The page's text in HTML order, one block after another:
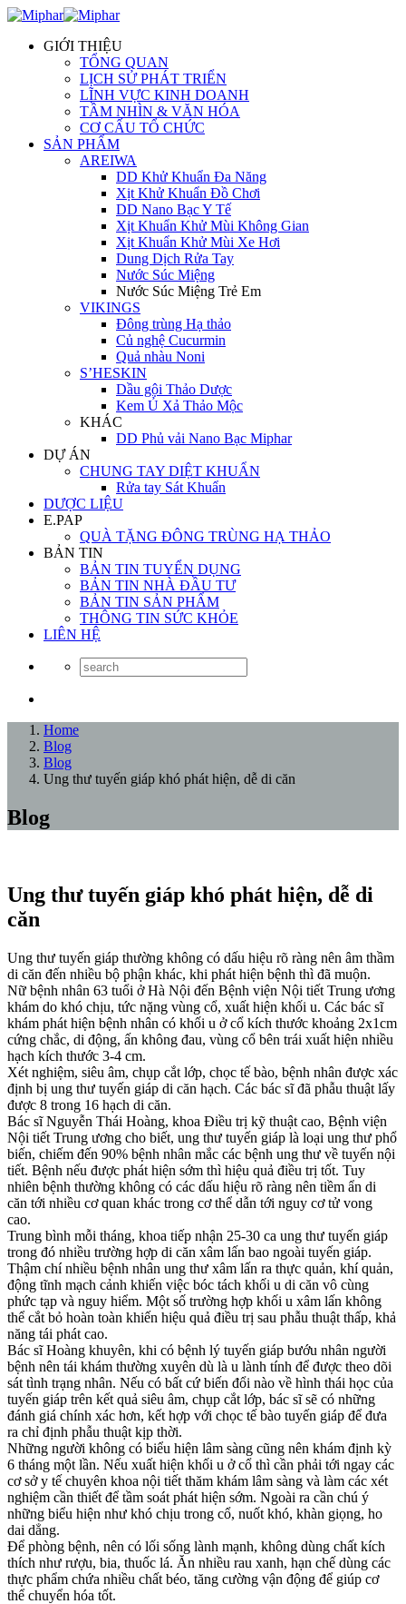
GIỚI THIỆU
TỔNG QUAN
LỊCH SỬ PHÁT TRIỂN
LĨNH VỰC KINH DOANH
TẦM NHÌN & VĂN HÓA
CƠ CẤU TỔ CHỨC
SẢN PHẨM
AREIWA
DD Khử Khuẩn Đa Năng
Xịt Khử Khuẩn Đồ Chơi
DD Nano Bạc Y Tế
Xịt Khuẩn Khử Mùi Không Gian
Xịt Khuẩn Khử Mùi Xe Hơi
Dung Dịch Rửa Tay
Nước Súc Miệng
Nước Súc Miệng Trẻ Em
VIKINGS
Đông trùng Hạ thảo
Củ nghệ Cucurmin
Quả nhàu Noni
S’HESKIN
Dầu gội Thảo Dược
Kem Ủ Xả Thảo Mộc
KHÁC
DD Phủ vải Nano Bạc Miphar
DỰ ÁN
CHUNG TAY DIỆT KHUẨN
Rửa tay Sát Khuẩn
DƯỢC LIỆU
E.PAP
QUÀ TẶNG ĐÔNG TRÙNG HẠ THẢO
BẢN TIN
BẢN TIN TUYỂN DỤNG
BẢN TIN NHÀ ĐẦU TƯ
BẢN TIN SẢN PHẨM
THÔNG TIN SỨC KHỎE
LIÊN HỆ
Home
Blog
Blog
Ung thư tuyến giáp khó phát hiện, dễ di căn
Blog
Ung thư tuyến giáp khó phát hiện, dễ di
căn
Ung thư tuyến giáp thường không có dấu hiệu rõ ràng nên âm thầm
di căn đến nhiều bộ phận khác, khi phát hiện bệnh thì đã muộn.
Nữ bệnh nhân 63 tuổi ở Hà Nội đến Bệnh viện Nội tiết Trung ương
khám do khó chịu, tức nặng vùng cổ, xuất hiện khối u. Các bác sĩ
khám phát hiện bệnh nhân có khối u ở cổ kích thước khoảng 2x1cm
cứng chắc, di động, ấn không đau, vùng cổ bên trái xuất hiện nhiều
hạch kích thước 3-4 cm.
Xét nghiệm, siêu âm, chụp cắt lớp, chọc tế bào, bệnh nhân được xác
định bị ung thư tuyến giáp di căn hạch. Các bác sĩ đã phẫu thuật lấy
được 8 trong 16 hạch di căn.
Bác sĩ Nguyễn Thái Hoàng, khoa Điều trị kỹ thuật cao, Bệnh viện
Nội tiết Trung ương cho biết, ung thư tuyến giáp là loại ung thư phổ
biến, chiếm đến 90% bệnh nhân mắc các bệnh ung thư về tuyến nội
tiết. Bệnh nếu được phát hiện sớm thì hiệu quả điều trị tốt. Tuy
nhiên bệnh thường không có các dấu hiệu rõ ràng nên tiềm ẩn di
căn tới nhiều cơ quan khác trong cơ thể dẫn tới nguy cơ tử vong
cao.
Trung bình mỗi tháng, khoa tiếp nhận 25-30 ca ung thư tuyến giáp
trong đó nhiều trường hợp di căn xâm lấn bao ngoài tuyến giáp.
Thậm chí nhiều bệnh nhân ung thư xâm lấn ra thực quản, khí quản,
động tĩnh mạch cảnh khiến việc bóc tách khối u di căn vô cùng
phức tạp và nguy hiểm. Một số trường hợp khối u xâm lấn không
thể cắt bỏ hoàn toàn khiến hiệu quả điều trị sau phẫu thuật thấp, khả
năng tái phát cao.
Bác sĩ Hoàng khuyên, khi có bệnh lý tuyến giáp bướu nhân người
bệnh nên tái khám thường xuyên dù là u lành tính để được theo dõi
sát tình trạng nhân. Nếu có bất cứ biến đổi nào về hình thái học của
tuyến giáp trên kết quả siêu âm, chụp cắt lớp, bác sĩ sẽ có những
đánh giá chính xác hơn, kết hợp với chọc tế bào tuyến giáp để đưa
ra chỉ định phẫu thuật kịp thời.
Những người không có biểu hiện lâm sàng cũng nên khám định kỳ
6 tháng một lần. Nếu xuất hiện khối u ở cổ thì cần phải tới ngay các
cơ sở y tế chuyên khoa nội tiết thăm khám lâm sàng và làm các xét
nghiệm cần thiết để tầm soát phát hiện sớm. Ngoài ra cần chú ý
những biểu hiện như khó chịu trong cổ, nuốt khó, khàn giọng, ho
dai dẳng.
Để phòng bệnh, nên có lối sống lành mạnh, không dùng chất kích
thích như rượu, bia, thuốc lá. Ăn nhiều rau xanh, hạn chế dùng các
thực phẩm chứa nhiều chất béo, tăng cường vận động để giúp cơ
thể chuyển hóa tốt.